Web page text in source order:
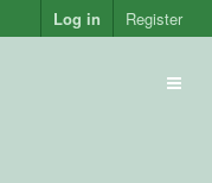
Log in Register